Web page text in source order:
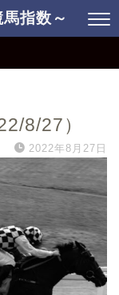
指数～
8/27）
2022年8月27日